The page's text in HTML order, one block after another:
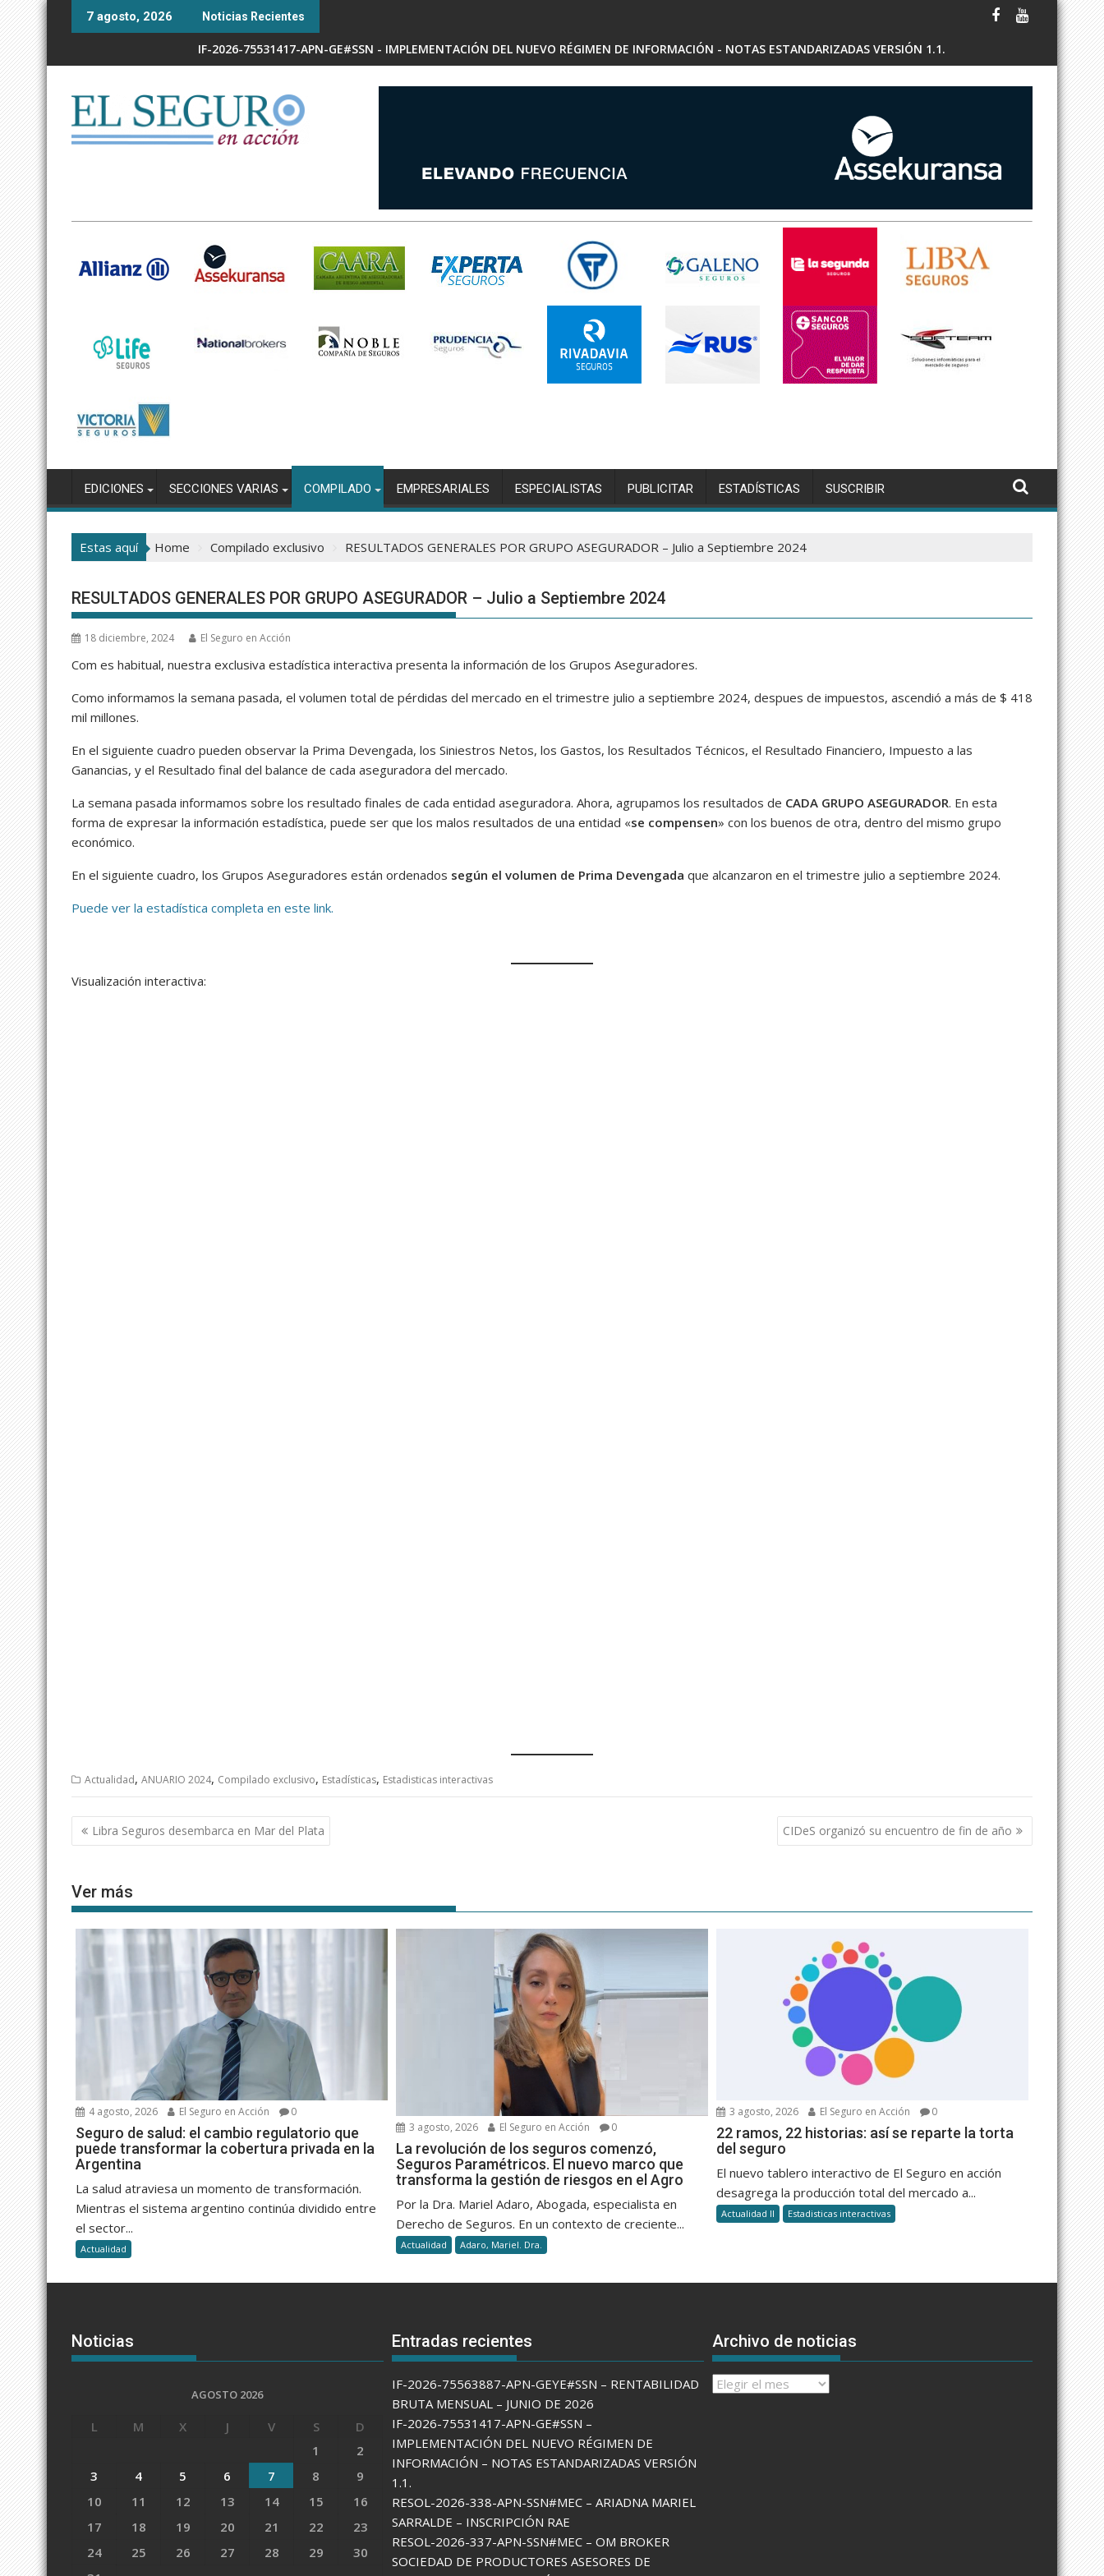
Skip
7 agosto, 2026 Noticias Recientes
IF-2026-75531417-APN-GE#SSN - IMPLEMENTACIÓN DEL NUEVO RÉGIMEN DE INFORMACIÓN - NOTAS ESTANDARIZADAS VERSIÓN 1.1.
EDICIONES SECCIONES VARIAS COMPILADO EMPRESARIALES ESPECIALISTAS PUBLICITAR ESTADÍSTICAS SUSCRIBIR
Estas aquí Home Compilado exclusivo RESULTADOS GENERALES POR GRUPO ASEGURADOR – Julio a Septiembre 2024
RESULTADOS GENERALES POR GRUPO ASEGURADOR – Julio a Septiembre 2024
18 diciembre, 2024 El Seguro en Acción
Com es habitual, nuestra exclusiva estadística interactiva presenta la información de los Grupos Aseguradores.
Como informamos la semana pasada, el volumen total de pérdidas del mercado en el trimestre julio a septiembre 2024, despues de impuestos, ascendió a más de $ 418
mil millones.
En el siguiente cuadro pueden observar la Prima Devengada, los Siniestros Netos, los Gastos, los Resultados Técnicos, el Resultado Financiero, Impuesto a las
Ganancias, y el Resultado final del balance de cada aseguradora del mercado.
La semana pasada informamos sobre los resultado finales de cada entidad aseguradora. Ahora, agrupamos los resultados de CADA GRUPO ASEGURADOR. En esta
forma de expresar la información estadística, puede ser que los malos resultados de una entidad «se compensen» con los buenos de otra, dentro del mismo grupo
económico.
En el siguiente cuadro, los Grupos Aseguradores están ordenados según el volumen de Prima Devengada que alcanzaron en el trimestre julio a septiembre 2024.
Puede ver la estadística completa en este link.
Visualización interactiva:
Actualidad, ANUARIO 2024, Compilado exclusivo, Estadísticas, Estadisticas interactivas
Navegación
de
Libra Seguros desembarca en Mar del Plata CIDeS organizó su encuentro de fin de año
Ver más
4 agosto, 2026 El Seguro en Acción 0
Seguro de salud: el cambio regulatorio que
puede transformar la cobertura privada en la
Argentina
La salud atraviesa un momento de transformación.
Mientras el sistema argentino continúa dividido entre
el sector...
Actualidad
3 agosto, 2026 El Seguro en Acción 0
La revolución de los seguros comenzó,
Seguros Paramétricos. El nuevo marco que
transforma la gestión de riesgos en el Agro
Por la Dra. Mariel Adaro, Abogada, especialista en
Derecho de Seguros. En un contexto de creciente...
Actualidad Adaro, Mariel. Dra.
3 agosto, 2026 El Seguro en Acción 0
22 ramos, 22 historias: así se reparte la torta
del seguro
El nuevo tablero interactivo de El Seguro en acción
desagrega la producción total del mercado a...
Actualidad II Estadisticas interactivas
Noticias
AGOSTO 2026
L M X J V S
D
1
2
3
4 5 6 7 8
9
10
11 12 13 14 15
16
17
18 19 20 21 22
23
24
25 26 27 28 29
30
Entradas recientes
IF-2026-75563887-APN-GEYE#SSN – RENTABILIDAD
BRUTA MENSUAL – JUNIO DE 2026
IF-2026-75531417-APN-GE#SSN –
IMPLEMENTACIÓN DEL NUEVO RÉGIMEN DE
INFORMACIÓN – NOTAS ESTANDARIZADAS VERSIÓN
1.1.
RESOL-2026-338-APN-SSN#MEC – ARIADNA MARIEL
SARRALDE – INSCRIPCIÓN RAE
RESOL-2026-337-APN-SSN#MEC – OM BROKER
SOCIEDAD DE PRODUCTORES ASESORES DE
Archivo de noticias
Archivo